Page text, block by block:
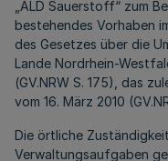
„ALD Sauerstoff“ zum
bestehendes Vorhaben
des Gesetzes über die
Lande Nordrhein-
(GV.NRW S. 175), das
vom 16. März 2010
Die örtliche
Verwaltungsaufgaben